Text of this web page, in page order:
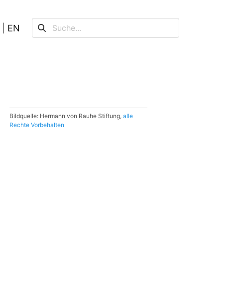
EN
Bildquelle: Hermann von Rauhe Stiftung, alle
Rechte Vorbehalten